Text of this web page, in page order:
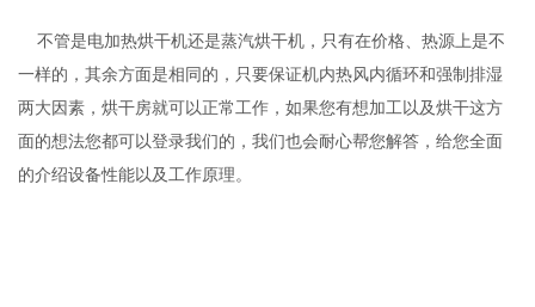
不管是电加热烘干机还是蒸汽烘干机，只有在价格、热源上是不
一样的，其余方面是相同的，只要保证机内热风内循环和强制排湿
两大因素，烘干房就可以正常工作，如果您有想加工以及烘干这方
面的想法您都可以登录我们的，我们也会耐心帮您解答，给您全面
的介绍设备性能以及工作原理。